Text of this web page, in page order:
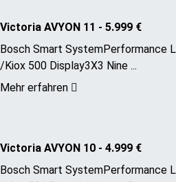
Victoria AVYON 11 - 5.999 €
Bosch Smart SystemPerformance
/Kiox 500 Display3X3 Nine ...
Mehr erfahren
Victoria AVYON 10 - 4.999 €
Bosch Smart SystemPerformance